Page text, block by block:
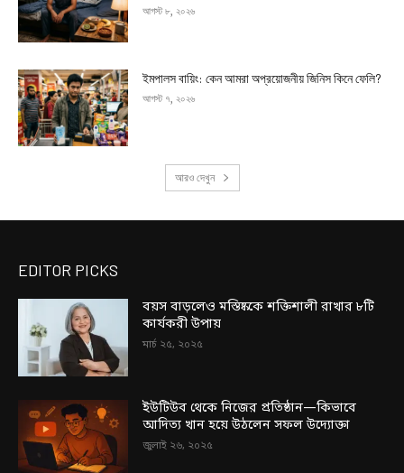
আগস্ট ৮, ২০২৬
ইমপালস বায়িং: কেন আমরা অপ্রয়োজনীয় জিনিস কিনে ফেলি?
আগস্ট ৭, ২০২৬
আরও দেখুন
EDITOR PICKS
বয়স বাড়লেও মস্তিষ্ককে শক্তিশালী রাখার ৮টি
কার্যকরী উপায়
মার্চ ২৫, ২০২৫
ইউটিউব থেকে নিজের প্রতিষ্ঠান—কিভাবে
আদিত্য খান হয়ে উঠলেন সফল উদ্যোক্তা
জুলাই ২৬, ২০২৫